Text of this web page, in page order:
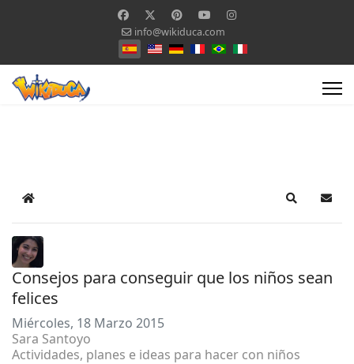
info@wikiduca.com
Seleccione su idioma
Home Search
Consejos para conseguir que los niños sean
felices
Miércoles, 18 Marzo 2015
Sara Santoyo
Actividades, planes e ideas para hacer con niños